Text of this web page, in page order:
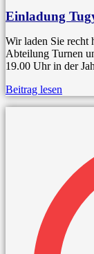
Einladung
Wir laden Sie recht
Abteilung Turnen
19.00 Uhr in der
Beitrag lesen